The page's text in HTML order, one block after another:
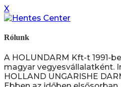
X
Rólunk
A HOLUNDARM Kft-t 1991-
magyar vegyesvállalatként.
HOLLAND UNGARISHE